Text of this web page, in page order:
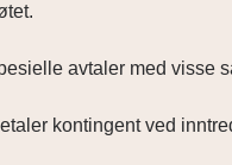
avtaler med visse
kontingent ved